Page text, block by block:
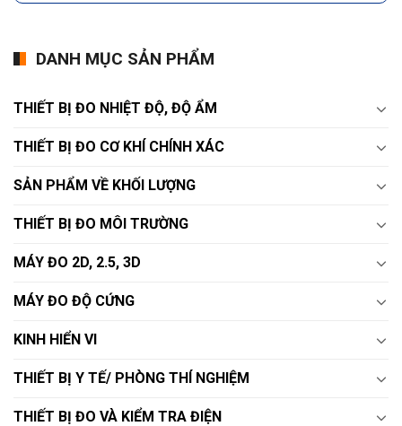
DANH MỤC SẢN PHẨM
THIẾT BỊ ĐO NHIỆT ĐỘ, ĐỘ ẨM
THIẾT BỊ ĐO CƠ KHÍ CHÍNH XÁC
SẢN PHẨM VỀ KHỐI LƯỢNG
THIẾT BỊ ĐO MÔI TRƯỜNG
MÁY ĐO 2D, 2.5, 3D
MÁY ĐO ĐỘ CỨNG
KINH HIỂN VI
THIẾT BỊ Y TẾ/ PHÒNG THÍ NGHIỆM
THIẾT BỊ ĐO VÀ KIỂM TRA ĐIỆN